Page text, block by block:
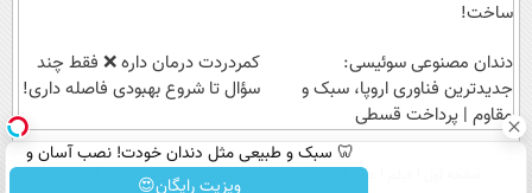
قسطی
کننده
23
ساخت!
ساخت!
دندان مصنوعی سوئیسی:
جدیدترین فناوری اروپا، سبک و
مقاوم | پرداخت قسطی
‌کمردردت درمان داره ❌ فقط چند
سؤال تا شروع بهبودی فاصله‌ داری!
🦷 سبک و طبیعی مثل دندان خودت! نصب آسان و
پرداخت اقساطی 💳 📍 تهران
ویزیت رایگان😍 عصر ایران۲ تماس با ما